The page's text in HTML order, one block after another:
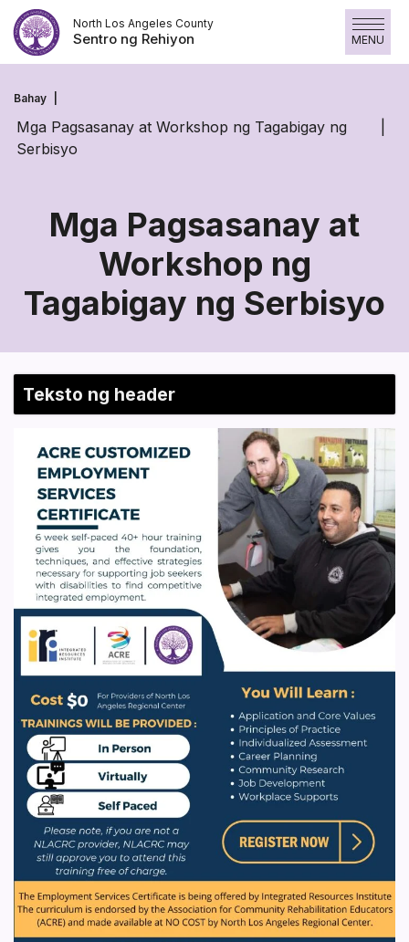
Laktawan
ang
nilalaman
North Los Angeles County
Sentro ng Rehiyon MENU
Bahay
Mga Pagsasanay at Workshop ng Tagabigay ng
Serbisyo
Mga Pagsasanay at
Workshop ng
Tagabigay ng Serbisyo
Mga
Pagsasanay
at
ng
Tagabigay
ng
Serbisyo
Section heading
Teksto ng header